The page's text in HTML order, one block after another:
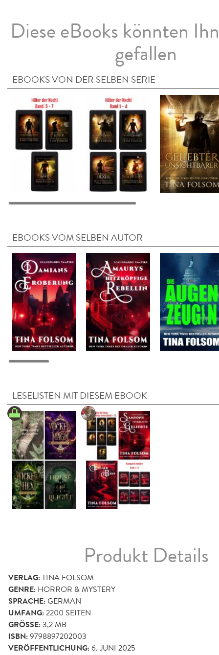
Diese eBooks könnten
gefallen
EBOOKS VON DER SELBEN SERIE
EBOOKS VOM SELBEN AUTOR
LESELISTEN MIT DIESEM EBOOK
Produkt Details
VERLAG:TINA FOLSOM
GENRE: HORROR & MYSTERY
SPRACHE:GERMAN
UMFANG:2200 SEITEN
GRÖSSE: 3,2 MB
ISBN:9798897202003
VERÖFFENTLICHUNG:6. JUNI 2025